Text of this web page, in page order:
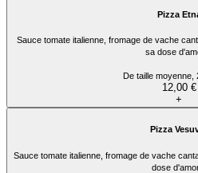
Pizza
Sauce tomate italienne, fromage de vache
sa dose
De taille moyenne,
12,00 €
+
Pizza
Sauce tomate italienne, fromage de vache
dose